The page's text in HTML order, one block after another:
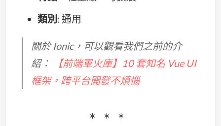
類別 : 通用
關於 Ionic，可以觀看我們之前的介
紹：
【前端軍火庫】10 套知名 Vue UI
框架，跨平台開發不煩惱